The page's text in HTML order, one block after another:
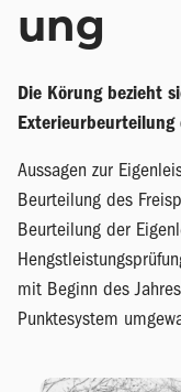
ung
Die Körung bezieht
Exterieurbeurteilung
Aussagen zur
Beurteilung des
Beurteilung der
mit Beginn des
Punktesystem